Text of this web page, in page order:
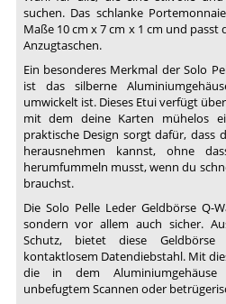
suchen. Das schlanke
Maße 10 cm x 7 cm x 1 cm und
Anzugtaschen.
Ein besonderes Merkmal der Solo
ist das silberne
umwickelt ist. Dieses Etui verfügt
mit dem deine Karten mühelos
praktische Design sorgt dafür, dass
herausnehmen kannst, ohne
herumfummeln musst, wenn du
brauchst.
Die Solo Pelle Leder Geldbörse Q-
sondern vor allem auch sicher.
Schutz, bietet diese Geldbörse
kontaktlosem Datendiebstahl. Mit
die in dem
unbefugtem Scannen oder